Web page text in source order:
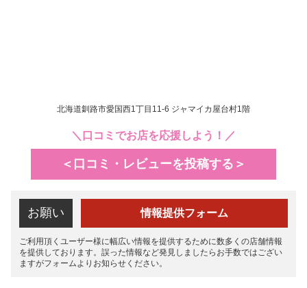
北海道釧路市愛国西1丁目11-6 ジャマイカ屋台村1階
＼口コミでお店を応援しよう！／
＜口コミ・レビューを投稿する＞
お願い
ご利用頂くユーザー様に幅広い情報を提供するために数多くの店舗情報
を提供しております。誤った情報など発見しましたらお手数ではござい
ますがフォームよりお知らせください。
情報提供フォーム